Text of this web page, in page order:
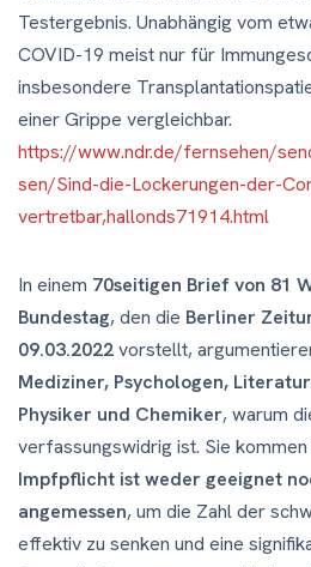
Testergebnis. Unabhängig vom
COVID-19 meist nur für
insbesondere
einer Grippe vergleichbar.
https://www.ndr.de/fernsehen/
sen/Sind-die-Lockerungen-der-
vertretbar,hallonds71914.html
In einem 70seitigen Brief von 81
Bundestag, den die Berliner
09.03.2022vorstellt,
Mediziner, Psychologen,
Physiker und Chemiker, warum
verfassungswidrig ist. Sie kommen
Impfpflicht ist weder geeignet
angemessen, um die Zahl der
effektiv zu senken und eine